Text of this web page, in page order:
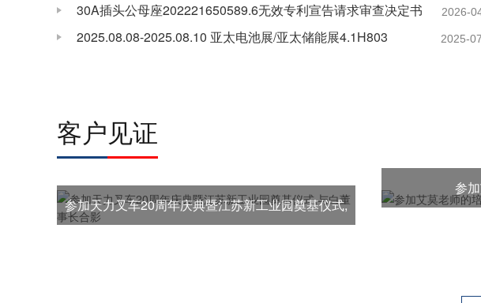
30A插头公母座202221650589.6无效专利宣告请求审查决定书 2026-
2025.08.08-2025.08.10 亚太电池展/亚太储能展4.1H803 2025-
客户见证
参加天力叉车20周年庆典暨江苏新工业园奠基仪式,
参